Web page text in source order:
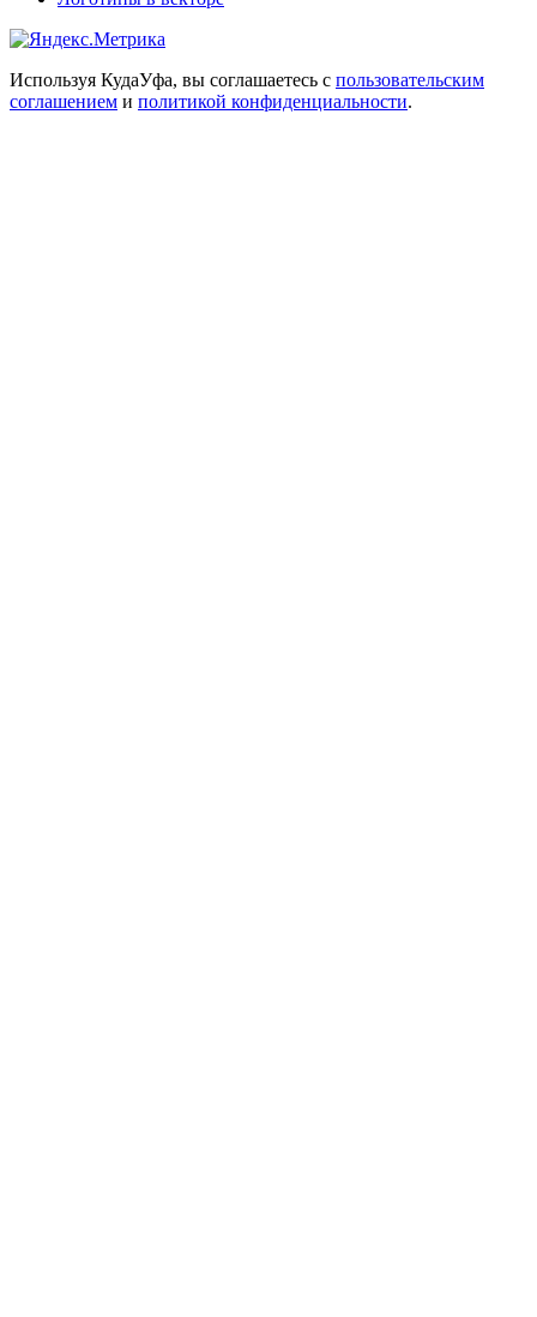
Используя КудаУфа, вы соглашаетесь с пользовательским
соглашением и политикой конфиденциальности.